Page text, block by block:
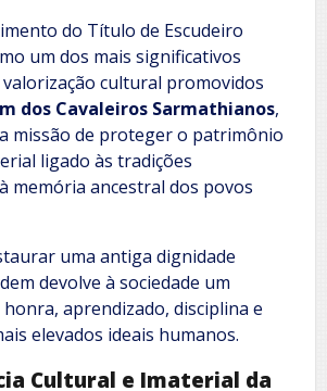
do Título de Escudeiro
um dos mais significativos
cultural promovidos
dos Cavaleiros Sarmathianos,
missão de proteger o patrimônio
ligado às tradições
memória ancestral dos povos
uma antiga dignidade
devolve à sociedade um
aprendizado, disciplina e
elevados ideais humanos.
Cultural e Imaterial da